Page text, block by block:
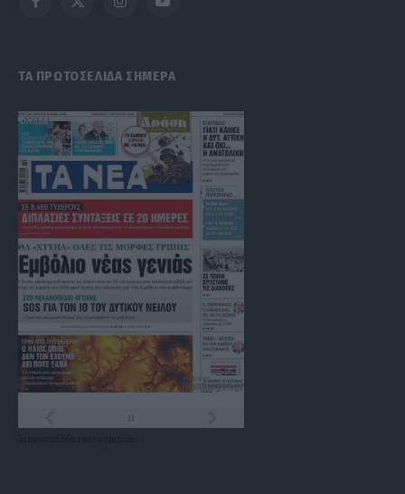
Facebook
X
InstagramYouTube
ΤΑ ΠΡΩΤΟΣΕΛΙΔΑ ΣΗΜΕΡΑ